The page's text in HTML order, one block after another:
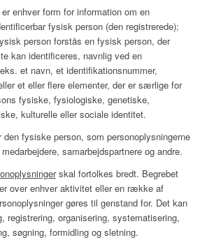
enhver form for information om en
fysisk person (den registrerede);
person forstås en fysisk person, der
kan identificeres, navnlig ved en
et navn, et identifikationsnummer,
et eller flere elementer, der er særlige for
fysiske, fysiologiske, genetiske,
kulturelle eller sociale identitet.
fysiske person, som personoplysningerne
samarbejdspartnere og andre.
skal fortolkes bredt. Begrebet
over enhver aktivitet eller en række af
gøres til genstand for. Det kan
registrering, organisering, systematisering,
søgning, formidling og sletning.